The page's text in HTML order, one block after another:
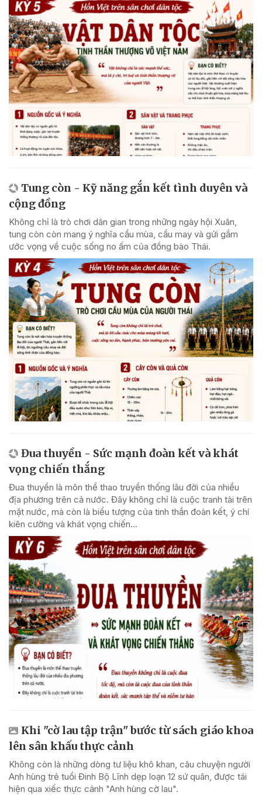
Tung còn - Kỹ năng gắn kết tình duyên và
cộng đồng
Không chỉ là trò chơi dân gian trong những ngày hội Xuân,
tung còn còn mang ý nghĩa cầu mùa, cầu may và gửi gắm
ước vọng về cuộc sống no ấm của đồng bào Thái.
Đua thuyền - Sức mạnh đoàn kết và khát
vọng chiến thắng
Đua thuyền là môn thể thao truyền thống lâu đời của nhiều
địa phương trên cả nước. Đây không chỉ là cuộc tranh tài trên
mặt nước, mà còn là biểu tượng của tinh thần đoàn kết, ý chí
kiên cường và khát vọng chiến...
Khi "cờ lau tập trận" bước từ sách giáo khoa
lên sân khấu thực cảnh
Không còn là những dòng tư liệu khô khan, câu chuyện người
Anh hùng trẻ tuổi Đinh Bộ Lĩnh dẹp loạn 12 sứ quân, được tái
hiện qua xiếc thực cảnh "Anh hùng cờ lau".